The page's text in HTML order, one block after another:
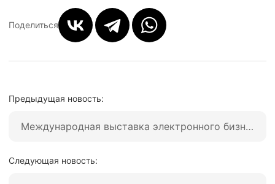
Поделиться
Предыдущая новость:
Международная выставка электронного бизнеса Pantum в Гуанчжоу
Следующая новость: